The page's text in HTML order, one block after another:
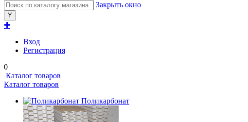
Закрыть окно
✚
Вход
Регистрация
0
Каталог товаров
Каталог товаров
Поликарбонат